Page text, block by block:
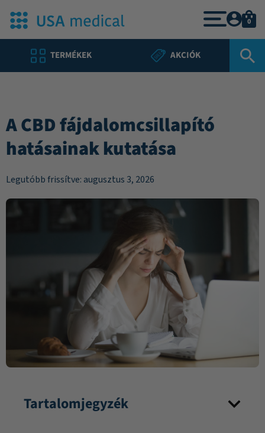
TERMÉKEK AKCIÓK
0
A CBD fájdalomcsillapító
hatásainak kutatása
Legutóbb frissítve: augusztus 3, 2026
Tartalomjegyzék